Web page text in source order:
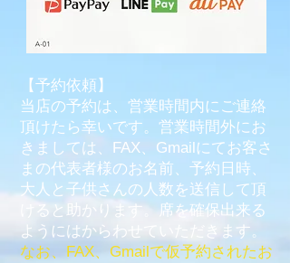
【予約依頼】
​当店の予約は、営業時間内にご連絡
頂けたら幸いです。営業時間外にお
きましては、FAX、Gmailにてお客さ
まの代表者様のお名前、予約日時、
大人と子供さんの人数を送信して頂
けると助かります。席を確保出来る
ようにはからわせていただきます。
なお、FAX、Gmailで仮予約されたお